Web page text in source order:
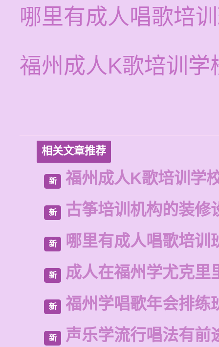
哪里有成人唱歌培
福州成人K歌培训学
相关文章推荐
新 福州成人K歌培训学
新 古筝培训机构的装修
新 哪里有成人唱歌培训
新 成人在福州学尤克里
新 福州学唱歌年会排练
新 声乐学流行唱法有前